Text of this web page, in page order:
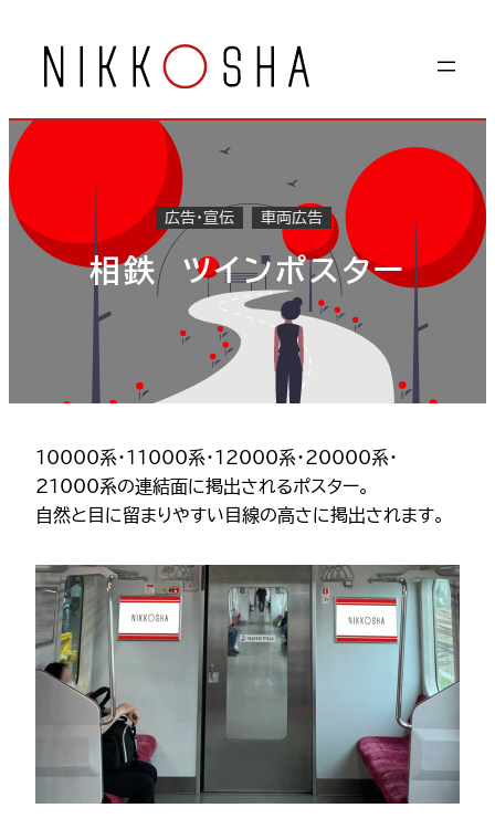
キ
ッ
プ
広告・宣伝 車両広告
相鉄 ツインポスター
10000系・11000系・12000系・20000系・
21000系の連結面に掲出されるポスター。
自然と目に留まりやすい目線の高さに掲出されます。